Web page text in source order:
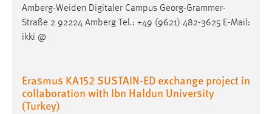
Amberg-Weiden Digitaler Campus Georg-Grammer-
Straße 2 92224 Amberg Tel.: +49 (9621) 482-3625 E-Mail:
ikki @
Erasmus KA152 SUSTAIN-ED exchange project in
collaboration with Ibn Haldun University
(Turkey)